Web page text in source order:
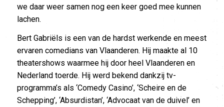
we daar weer samen nog een keer goed mee kunnen
lachen.
Bert Gabriëls is een van de hardst werkende en meest
ervaren comedians van Vlaanderen. Hij maakte al 10
theatershows waarmee hij door heel Vlaanderen en
Nederland toerde. Hij werd bekend dankzij tv-
programma’s als ‘Comedy Casino’, ‘Scheire en de
Schepping’, ‘Absurdistan’, ‘Advocaat van de duivel’ en